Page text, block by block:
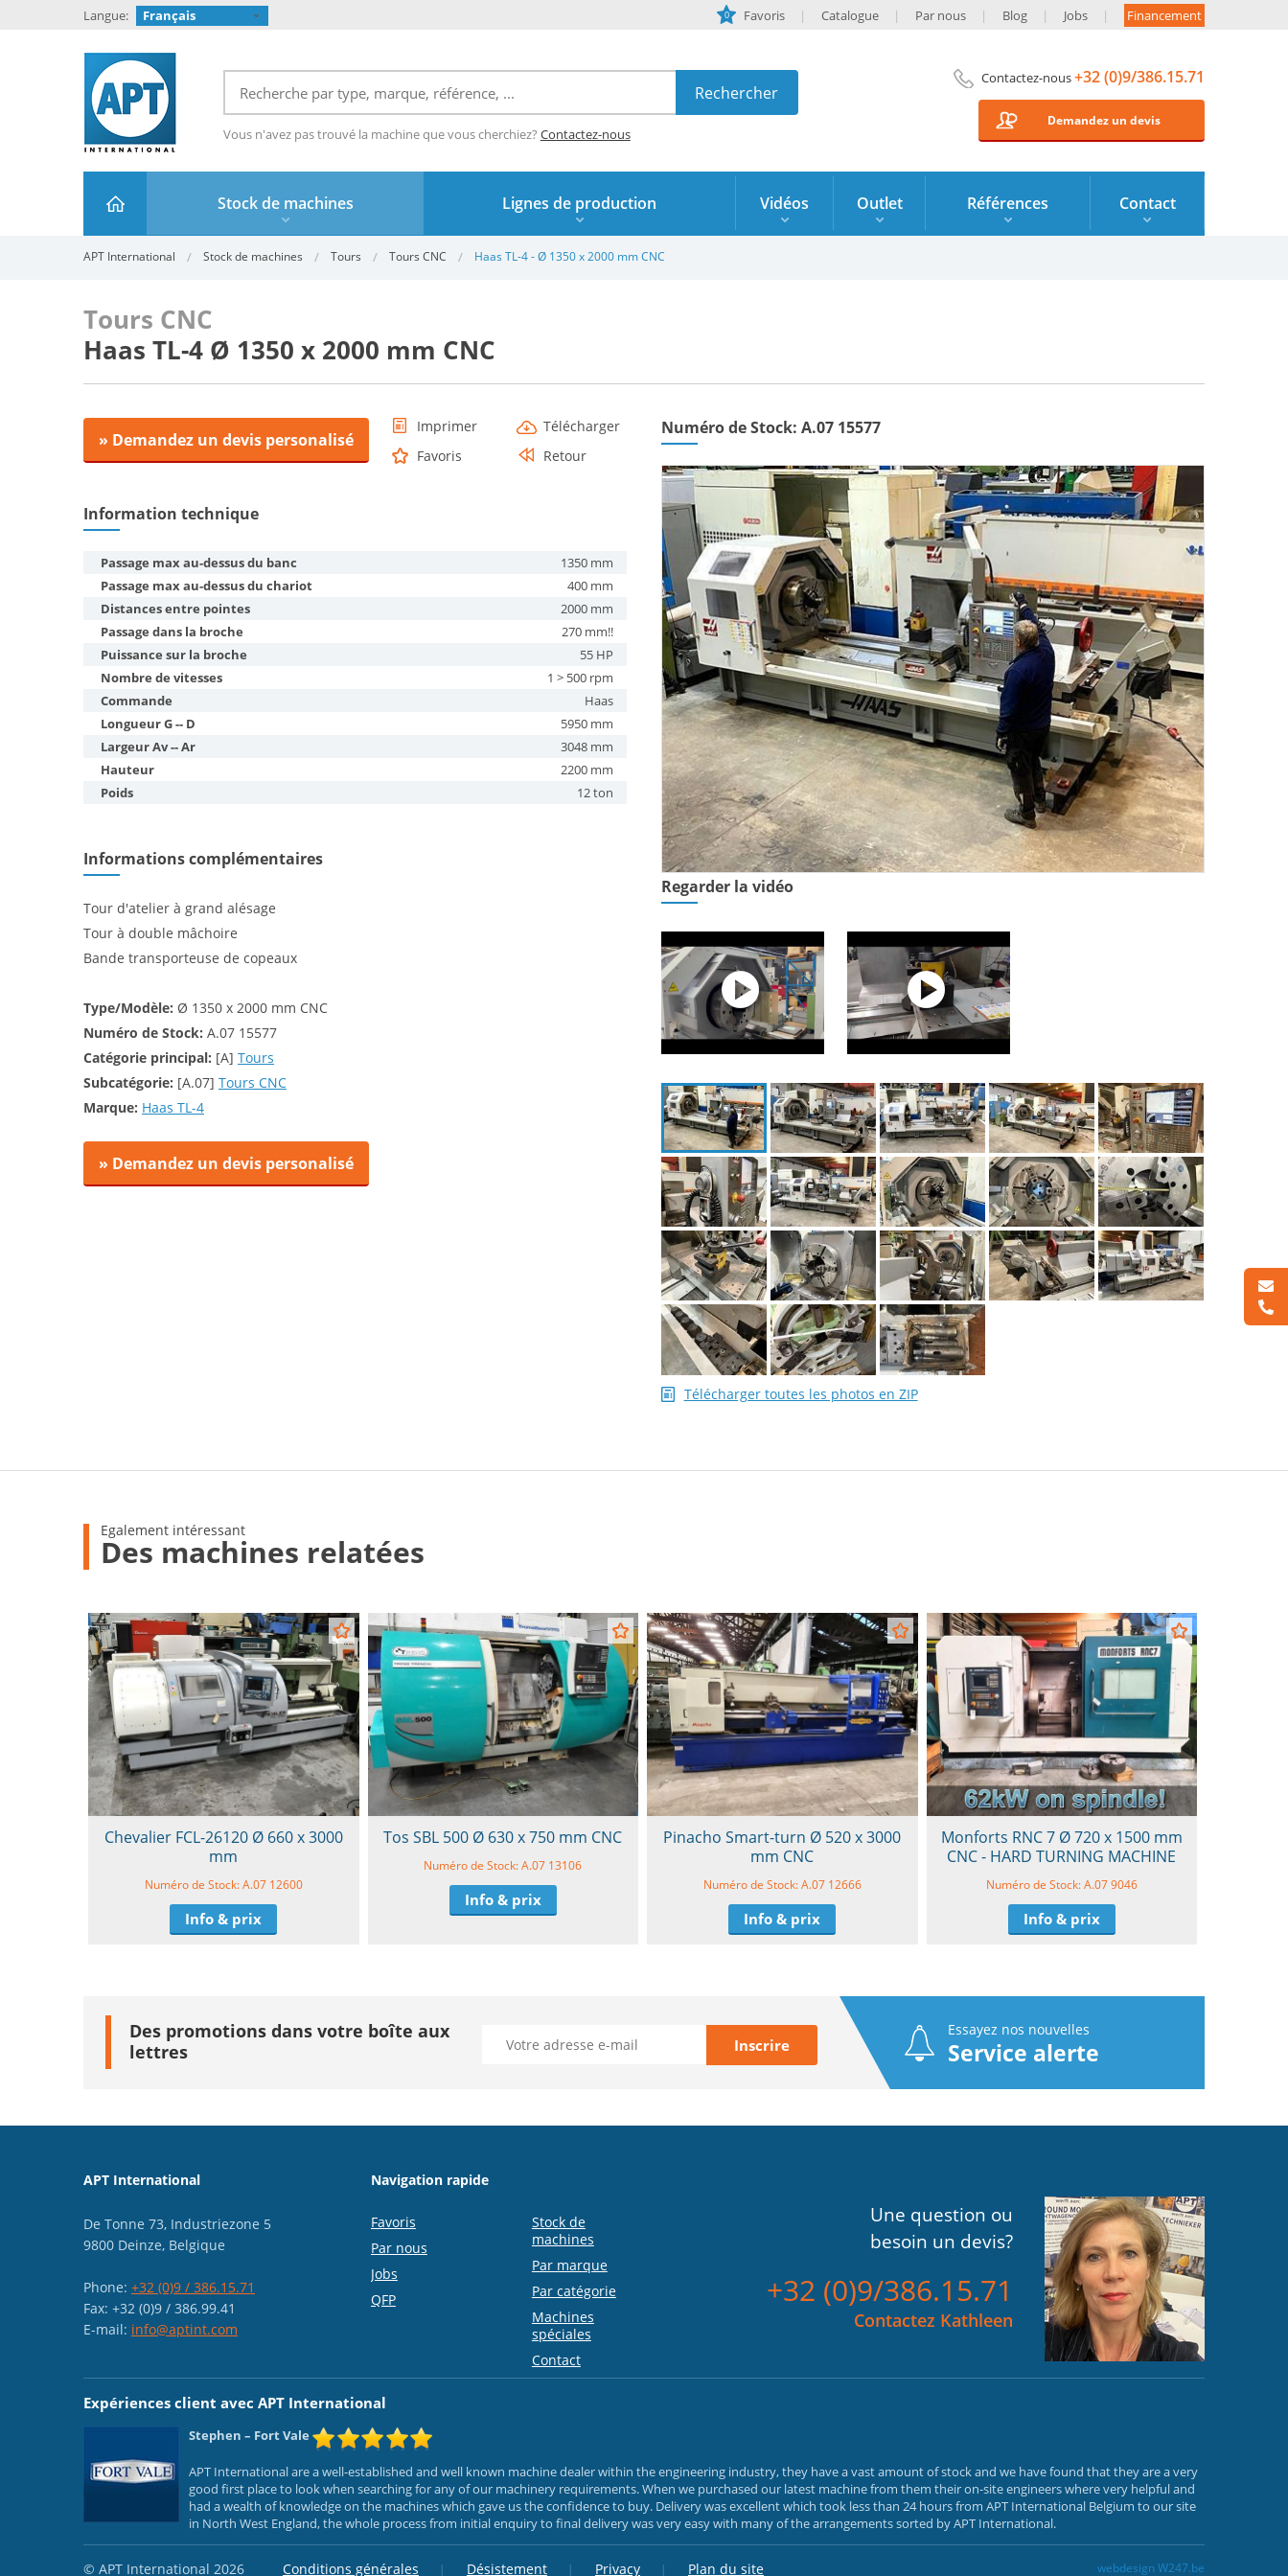
Langue: Français 0 Favoris Catalogue Par nous Blog Jobs Financement
Vous n'avez pas trouvé la machine que vous cherchiez? Contactez-nous
Contactez-nous+32 (0)9/386.15.71
Demandez un devis
Stock de machines Lignes de production Vidéos Outlet Références Contact
APT International Stock de machines Tours Tours CNC Haas TL-4 - Ø 1350 x 2000 mm CNC
Tours CNC
Haas TL-4 Ø 1350 x 2000 mm CNC
» Demandez un devis personalisé
Imprimer
Télécharger
Favoris
Retour
Information technique
Passage max au-dessus du banc
1350 mm
Passage max au-dessus du chariot
400 mm
Distances entre pointes
2000 mm
Passage dans la broche
270 mm!!
Puissance sur la broche
55 HP
Nombre de vitesses
1 > 500 rpm
Commande
Haas
Longueur G -- D
5950 mm
Largeur Av -- Ar
3048 mm
Hauteur
2200 mm
Poids
12 ton
Informations complémentaires
Tour d'atelier à grand alésage
Tour à double mâchoire
Bande transporteuse de copeaux
Type/Modèle: Ø 1350 x 2000 mm CNC
Numéro de Stock: A.07 15577
Catégorie principal: [A] Tours
Subcatégorie: [A.07] Tours CNC
Marque: Haas TL-4
» Demandez un devis personalisé
Numéro de Stock: A.07 15577
Regarder la vidéo
Télécharger toutes les photos en ZIP
Egalement intéressant
Des machines relatées
Chevalier FCL-26120 Ø 660 x 3000
mm
Numéro de Stock: A.07 12600
Info & prix
Tos SBL 500 Ø 630 x 750 mm CNC
Numéro de Stock: A.07 13106
Info & prix
Pinacho Smart-turn Ø 520 x 3000
mm CNC
Numéro de Stock: A.07 12666
Info & prix
Monforts RNC 7 Ø 720 x 1500 mm
CNC - HARD TURNING MACHINE
Numéro de Stock: A.07 9046
Info & prix
Des promotions dans votre boîte aux
lettres
Essayez nos nouvelles
Service alerte
APT International
De Tonne 73, Industriezone 5
9800 Deinze, Belgique
Phone: +32 (0)9 / 386.15.71
Fax: +32 (0)9 / 386.99.41
E-mail: info@aptint.com
Navigation rapide
Favoris
Par nous
Jobs
QFP
Stock de
machines
Par marque
Par catégorie
Machines
spéciales
Contact
Une question ou
besoin un devis?
+32 (0)9/386.15.71
Contactez Kathleen
Expériences client avec APT International
Stephen – Fort Vale
APT International are a well-established and well known machine dealer within the engineering industry, they have a vast amount of stock and we have found that they are a very
good first place to look when searching for any of our machinery requirements. When we purchased our latest machine from them their on-site engineers where very helpful and
had a wealth of knowledge on the machines which gave us the confidence to buy. Delivery was excellent which took less than 24 hours from APT International Belgium to our site
in North West England, the whole process from initial enquiry to final delivery was very easy with many of the arrangements sorted by APT International.
© APT International 2026 Conditions générales Désistement Privacy Plan du site webdesign W247.be